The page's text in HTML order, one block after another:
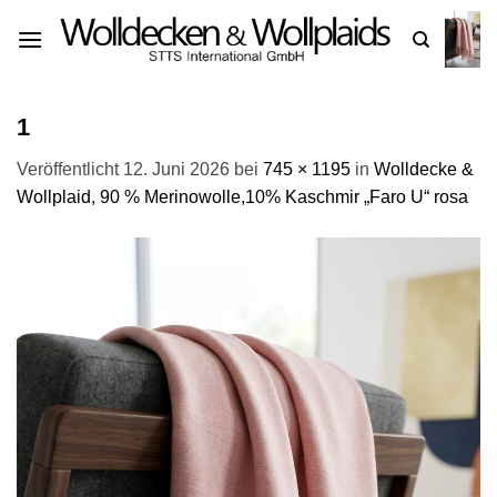
Inhalt
1
Veröffentlicht 12. Juni 2026 bei 745 × 1195 in Wolldecke &
Wollplaid, 90 % Merinowolle,10% Kaschmir „Faro U“ rosa